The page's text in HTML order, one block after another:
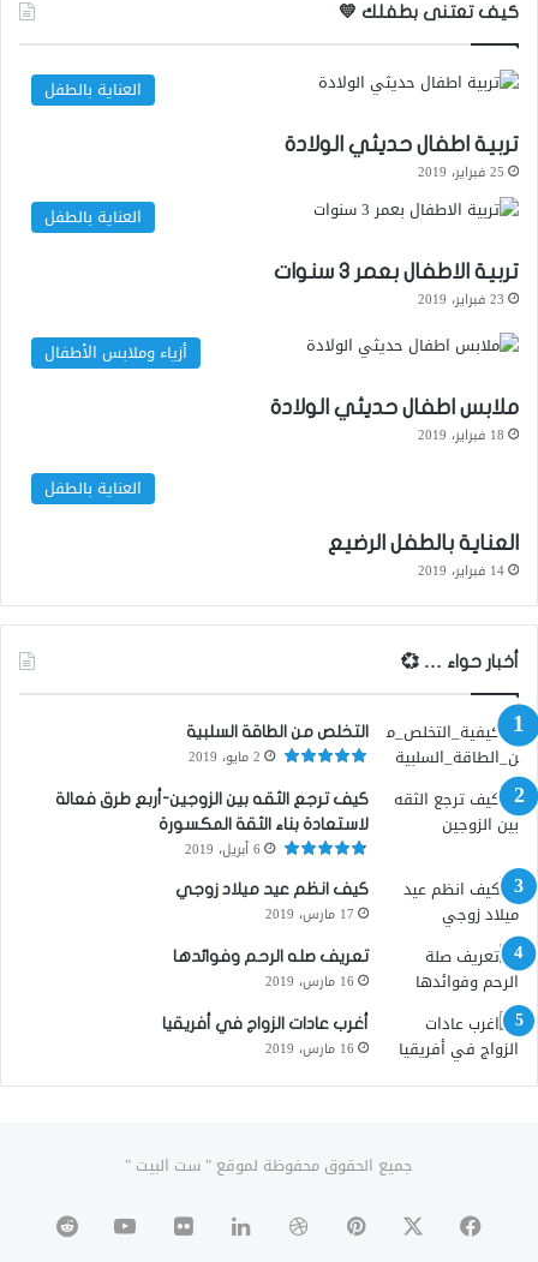
كيف تعتنى بطفلك 💛
العناية بالطفل
تربية اطفال حديثي الولادة
25 فبراير، 2019
العناية بالطفل
تربية الاطفال بعمر 3 سنوات
23 فبراير، 2019
أزياء وملابس الأطفال
ملابس اطفال حديثي الولادة
18 فبراير، 2019
العناية بالطفل
العناية بالطفل الرضيع
14 فبراير، 2019
أخبار حواء … 💞
التخلص من الطاقة السلبية
2 مايو، 2019
كيف ترجع الثقه بين الزوجين-أربع طرق فعالة
لاستعادة بناء الثقة المكسورة
6 أبريل، 2019
كيف انظم عيد ميلاد زوجي
17 مارس، 2019
تعريف صله الرحم وفوائدها
16 مارس، 2019
أغرب عادات الزواج في أفريقيا
16 مارس، 2019
جميع الحقوق محفوظة لموقع " ست البيت "
فيسبوك بينتيريستدريبل لينكدإن ‫YouTube